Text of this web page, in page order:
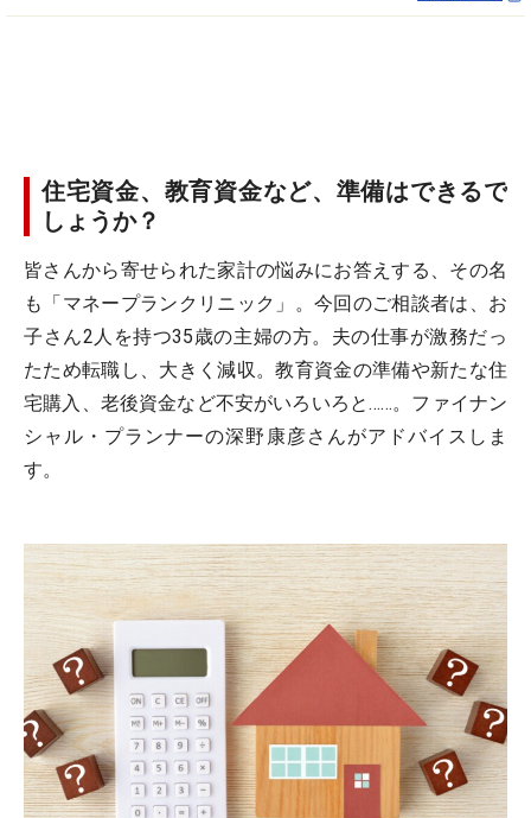
住宅資金、教育資金など、準備はできるで
しょうか？
皆さんから寄せられた家計の悩みにお答えする、その名
も「マネープランクリニック」。今回のご相談者は、お
子さん2人を持つ35歳の主婦の方。夫の仕事が激務だっ
たため転職し、大きく減収。教育資金の準備や新たな住
宅購入、老後資金など不安がいろいろと……。ファイナン
シャル・プランナーの深野康彦さんがアドバイスしま
す。